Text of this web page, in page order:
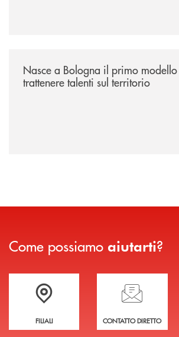
Nasce a Bologna il primo
trattenere talenti sul territorio
Come possiamo aiutarti?
Trova la filiale più vicina a te
FILIALI
Hai bisogno di
CONTATTO DIRETTO